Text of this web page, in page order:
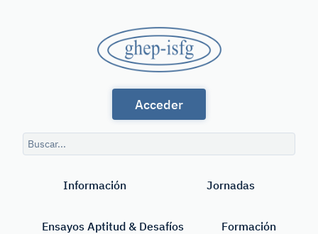
GHEP
-
ISFG
Habla
Española
Acceder
Consulta
de
Información Jornadas
Ensayos Aptitud & Desafíos Formación